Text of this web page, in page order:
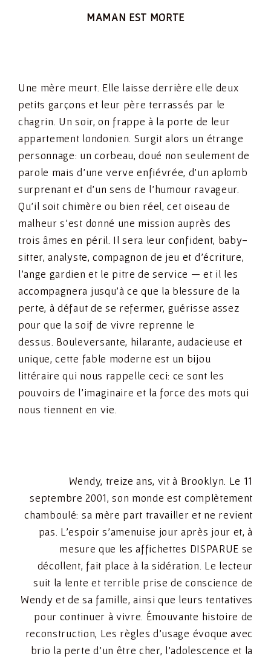
MAMAN EST MORTE
Une mère meurt. Elle laisse derrière elle deux
petits garçons et leur père terrassés par le
chagrin. Un soir, on frappe à la porte de leur
appartement londonien. Surgit alors un étrange
personnage: un corbeau, doué non seulement de
parole mais d’une verve enfiévrée, d’un aplomb
surprenant et d’un sens de l’humour ravageur.
Qu’il soit chimère ou bien réel, cet oiseau de
malheur s’est donné une mission auprès des
trois âmes en péril. Il sera leur confident, baby-
sitter, analyste, compagnon de jeu et d’écriture,
l’ange gardien et le pitre de service — et il les
accompagnera jusqu’à ce que la blessure de la
perte, à défaut de se refermer, guérisse assez
pour que la soif de vivre reprenne le
dessus. Bouleversante, hilarante, audacieuse et
unique, cette fable moderne est un bijou
littéraire qui nous rappelle ceci: ce sont les
pouvoirs de l’imaginaire et la force des mots qui
nous tiennent en vie.
Wendy, treize ans, vit à Brooklyn. Le 11
septembre 2001, son monde est complètement
chamboulé: sa mère part travailler et ne revient
pas. L’espoir s’amenuise jour après jour et, à
mesure que les affichettes DISPARUE se
décollent, fait place à la sidération. Le lecteur
suit la lente et terrible prise de conscience de
Wendy et de sa famille, ainsi que leurs tentatives
pour continuer à vivre. Émouvante histoire de
reconstruction, Les règles d’usage évoque avec
brio la perte d’un être cher, l’adolescence et la